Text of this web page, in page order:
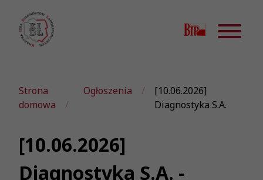
Strona
domowa
Ogłoszenia
[10.06.2026]
Diagnostyka S.A.
[10.06.2026]
Diagnostyka S.A. -